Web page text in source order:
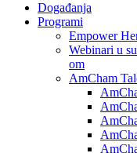
Događanja
Programi
Empower
Webinari u
om
AmCham